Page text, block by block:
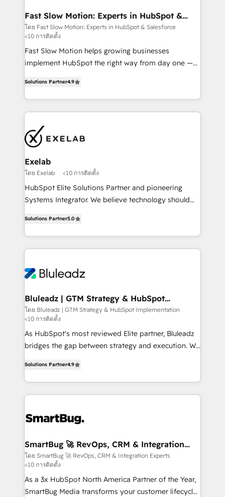
services include: - Choosing the right HubSpot
package for your business - Full CRM, Marketing, and
Sales Hub implementations - Custom dashboards
and reporting - Workflow automation and data
clean-up - Sales enablement and team training -
Leeds and London, we partner with SMEs across the
UK who are ready to turn HubSpot into the growth
engine it’s meant to be.
Fast Slow Motion: Experts in HubSpot &
Salesforce
โดย Fast Slow Motion: Experts in HubSpot & Salesforce
<10 การติดตั้ง
Fast Slow Motion helps growing businesses
implement HubSpot the right way from day one —
Highly certified in both HubSpot and Salesforce, we
bring deep experience in CRM implementation,
integrations, and data migration across modern
market and enterprise organizations, our team
combines strong technical execution with real
business perspective. Many of our consultants have
scaled businesses themselves, giving us a practical
understanding of what owners and operators need
as their systems, data, and processes evolve. Since
range of industries, including healthcare, software,
B2B services, manufacturing, financial services and
on delivering clean, scalable, AI-ready systems that
create long-term value and a consistently strong
Solutions Partner4.9
Exelab
โดย Exelab <10 การติดตั้ง
HubSpot Elite Solutions Partner and pioneering
Systems Integrator. We believe technology should
Every engagement begins with clear objectives,
customer journey mapping, and measurable KPIs.
Only then we architect solutions. The question is
outcomes to deliver. -SYSTEM INTEGRATION-
make HubSpot the operational hub, integrated with
SAP, Microsoft Dynamics, custom ERPs, and any
enterprise platform. Proprietary apps extend
HubSpot beyond standard configurations. -AI-
FIRST- AI across customer-facing operations to
unlock efficiency at scale. From predictive
intelligence to conversational AI, we turn data into
action and automation into competitive advantage.
accreditations
Solutions Partner5.0
Bluleadz | GTM Strategy & HubSpot
Implementation
โดย Bluleadz | GTM Strategy & HubSpot Implementation
<10 การติดตั้ง
As HubSpot's most reviewed Elite partner, Bluleadz
bridges the gap between strategy and execution. We
Operating System (GTM OS) to align your leadership
and engineer a portal that drives predictable
revenue velocity. 🚀 GTM Strategy & Alignment
stalling growth. Fix your ICP, Math, and Story to stop
Scalable Architecture: Zero-technical-debt setup
across all Hubs, validated by our 7 HubSpot
Accreditations. AI-Powered RevOps: Breeze AI,
custom AI agents, and high-integrity migrations for
total reporting clarity. Security & Compliance: SOC 2
Solutions Partner4.9
SmartBug 🚀 RevOps, CRM & Integration
Experts
โดย SmartBug 🚀 RevOps, CRM & Integration Experts
<10 การติดตั้ง
As a 3x HubSpot North America Partner of the Year,
SmartBug Media transforms your customer lifecycle